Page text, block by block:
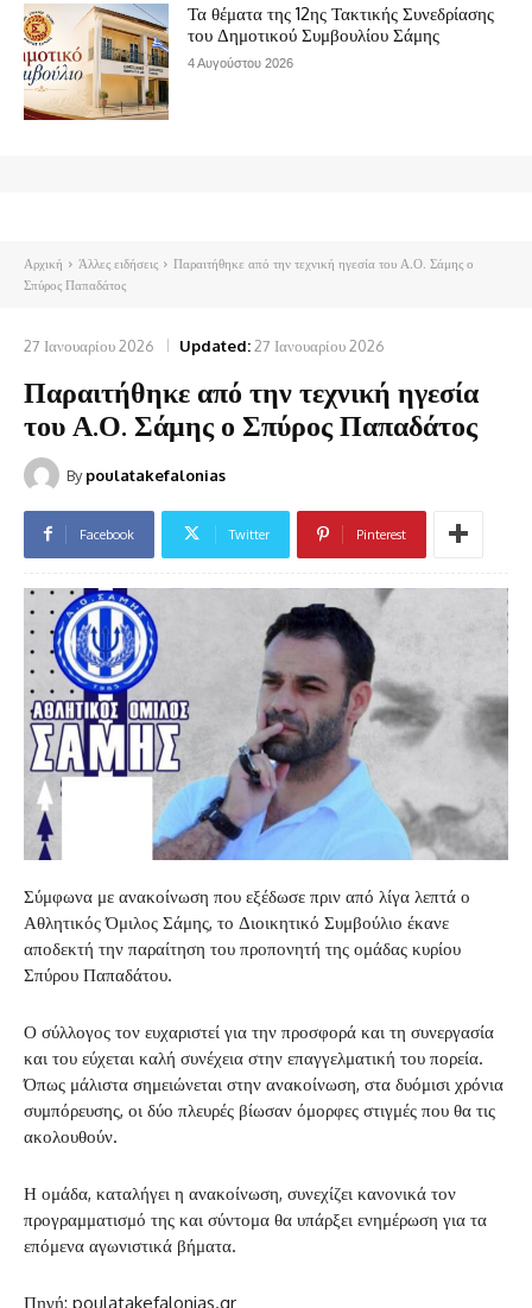
Τα θέματα της 12ης Τακτικής Συνεδρίασης
του Δημοτικού Συμβουλίου Σάμης
4 Αυγούστου 2026